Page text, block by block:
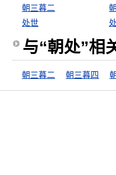
朝三暮二
处世
与“朝处”相
朝三暮二 朝三暮四